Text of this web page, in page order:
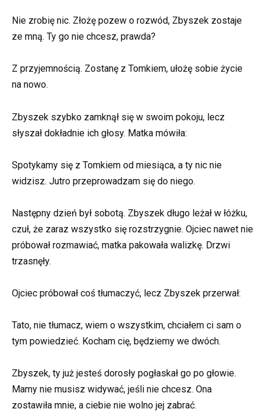
Nie zrobię nic. Złożę pozew o rozwód, Zbyszek zostaje
ze mną. Ty go nie chcesz, prawda?
Z przyjemnością. Zostanę z Tomkiem, ułożę sobie życie
na nowo.
Zbyszek szybko zamknął się w swoim pokoju, lecz
słyszał dokładnie ich głosy. Matka mówiła:
Spotykamy się z Tomkiem od miesiąca, a ty nic nie
widzisz. Jutro przeprowadzam się do niego.
Następny dzień był sobotą. Zbyszek długo leżał w łóżku,
czuł, że zaraz wszystko się rozstrzygnie. Ojciec nawet nie
próbował rozmawiać, matka pakowała walizkę. Drzwi
trzasnęły.
Ojciec próbował coś tłumaczyć, lecz Zbyszek przerwał:
Tato, nie tłumacz, wiem o wszystkim, chciałem ci sam o
tym powiedzieć. Kocham cię, będziemy we dwóch.
Zbyszek, ty już jesteś dorosły pogłaskał go po głowie.
Mamy nie musisz widywać, jeśli nie chcesz. Ona
zostawiła mnie, a ciebie nie wolno jej zabrać.